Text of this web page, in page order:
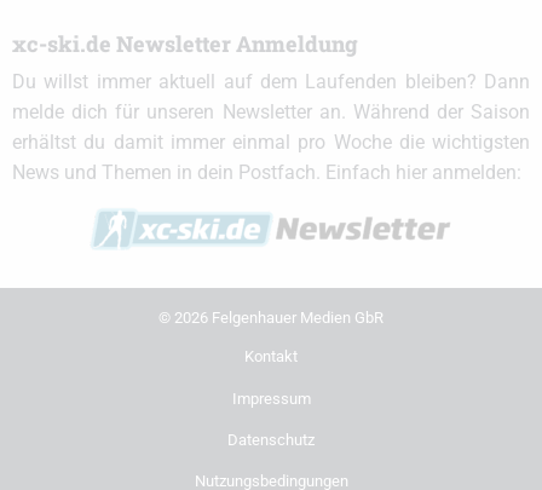
xc-ski.de Newsletter Anmeldung
Du willst immer aktuell auf dem Laufenden bleiben? Dann
melde dich für unseren Newsletter an. Während der Saison
erhältst du damit immer einmal pro Woche die wichtigsten
News und Themen in dein Postfach. Einfach hier anmelden:
© 2026 Felgenhauer Medien GbR
Kontakt
Impressum
Datenschutz
Nutzungsbedingungen